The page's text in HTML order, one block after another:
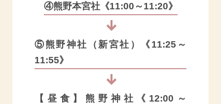
④熊野本宮社《11:00～11:20》
⑤熊野神社（新宮社）《11:25～
11:55》
【昼食】熊野神社《12:00～